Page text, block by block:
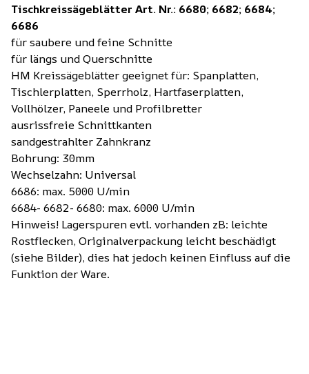
Tischkreissägeblätter Art. Nr.: 6680; 6682; 6684;
6686
für saubere und feine Schnitte
für längs und Querschnitte
HM Kreissägeblätter geeignet für: Spanplatten,
Tischlerplatten, Sperrholz, Hartfaserplatten,
Vollhölzer, Paneele und Profilbretter
ausrissfreie Schnittkanten
sandgestrahlter Zahnkranz
Bohrung: 30mm
Wechselzahn: Universal
6686: max. 5000 U/min
6684- 6682- 6680: max. 6000 U/min
Hinweis! Lagerspuren evtl. vorhanden zB: leichte
Rostflecken, Originalverpackung leicht beschädigt
(siehe Bilder), dies hat jedoch keinen Einfluss auf die
Funktion der Ware.